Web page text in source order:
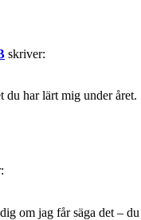
skriver:
du har lärt mig under året.
om jag får säga det –